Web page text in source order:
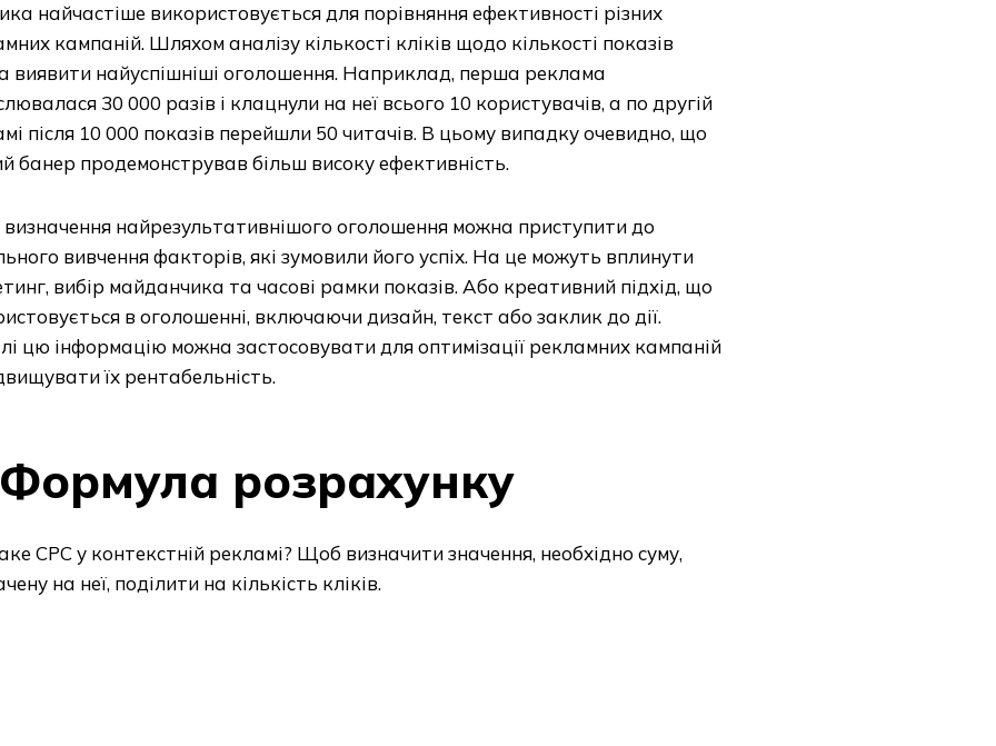
найчастіше використовується для порівняння ефективності різних
кампаній. Шляхом аналізу кількості кліків щодо кількості показів
виявити найуспішніші оголошення. Наприклад, перша реклама
30 000 разів і клацнули на неї всього 10 користувачів, а по другій
після 10 000 показів перейшли 50 читачів. В цьому випадку очевидно, що
банер продемонстрував більш високу ефективність.
визначення найрезультативнішого оголошення можна приступити до
вивчення факторів, які зумовили його успіх. На це можуть вплинути
вибір майданчика та часові рамки показів. Або креативний підхід, що
в оголошенні, включаючи дизайн, текст або заклик до дії.
цю інформацію можна застосовувати для оптимізації рекламних кампаній
їх рентабельність.
Формула розрахунку
CPC у контекстній рекламі? Щоб визначити значення, необхідно суму,
на неї, поділити на кількість кліків.